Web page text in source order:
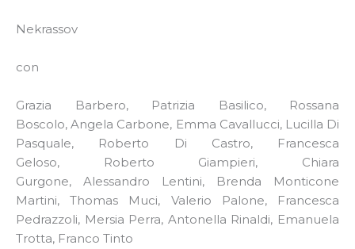
Nekrassov
con
Grazia Barbero, Patrizia Basilico, Rossana
Boscolo, Angela Carbone, Emma Cavallucci, Lucilla Di
Pasquale, Roberto Di Castro, Francesca
Geloso, Roberto Giampieri, Chiara
Gurgone, Alessandro Lentini, Brenda Monticone
Martini, Thomas Muci, Valerio Palone, Francesca
Pedrazzoli, Mersia Perra, Antonella Rinaldi, Emanuela
Trotta, Franco Tinto